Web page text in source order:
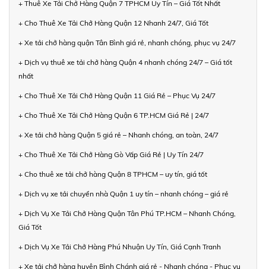
+ Thuê Xe Tải Chở Hàng Quận 7 TPHCM Uy Tín – Giá Tốt Nhất
+ Cho Thuê Xe Tải Chở Hàng Quận 12 Nhanh 24/7, Giá Tốt
+ Xe tải chở hàng quận Tân Bình giá rẻ, nhanh chóng, phục vụ 24/7
+ Dịch vụ thuê xe tải chở hàng Quận 4 nhanh chóng 24/7 – Giá tốt
nhất
+ Cho Thuê Xe Tải Chở Hàng Quận 11 Giá Rẻ – Phục Vụ 24/7
+ Cho Thuê Xe Tải Chở Hàng Quận 6 TP.HCM Giá Rẻ | 24/7
+ Xe tải chở hàng Quận 5 giá rẻ – Nhanh chóng, an toàn, 24/7
+ Cho Thuê Xe Tải Chở Hàng Gò Vấp Giá Rẻ | Uy Tín 24/7
+ Cho thuê xe tải chở hàng Quận 8 TPHCM – uy tín, giá tốt
+ Dịch vụ xe tải chuyển nhà Quận 1 uy tín – nhanh chóng – giá rẻ
+ Dịch Vụ Xe Tải Chở Hàng Quận Tân Phú TP.HCM – Nhanh Chóng,
Giá Tốt
+ Dịch Vụ Xe Tải Chở Hàng Phú Nhuận Uy Tín, Giá Cạnh Tranh
+ Xe tải chở hàng huyện Bình Chánh giá rẻ - Nhanh chóng - Phục vụ